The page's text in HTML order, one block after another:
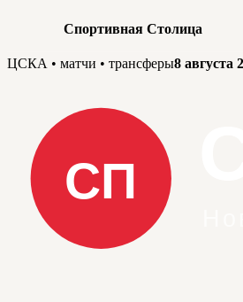
Спортивная Столица
Перейти
содержимому
ЦСКА • матчи • трансферы8 августа